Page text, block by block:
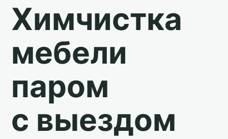
Химчистка
мебели
паром
с выездом